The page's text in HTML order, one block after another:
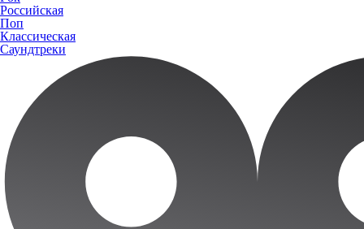
Российская
Поп
Классическая
Саундтреки